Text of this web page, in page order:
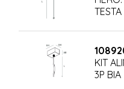
KIT
3P BIA